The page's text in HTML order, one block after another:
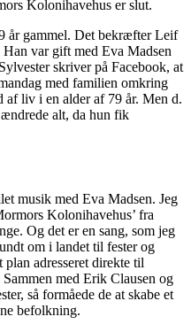
Kolonihavehus er slut.
år gammel. Det bekræfter Leif
var gift med Eva Madsen
skriver på Facebook, at
med familien omkring
liv i en alder af 79 år. Men d.
alt, da hun fik
musik med Eva Madsen. Jeg
Kolonihavehus’ fra
Og det er en sang, som jeg
om i landet til fester og
adresseret direkte til
med Erik Clausen og
så formåede de at skabe et
befolkning.